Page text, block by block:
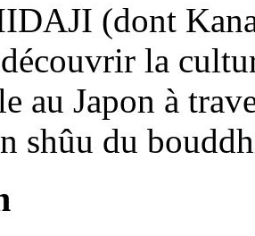
(dont
la
au Japon à
shûu du